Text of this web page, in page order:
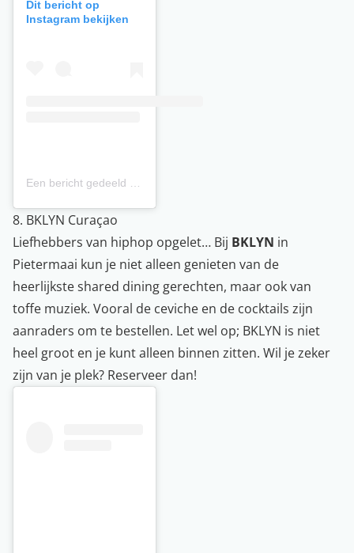
Dit bericht op
Instagram bekijken
Een bericht gedeeld door The Don Street Restaurant (@thedon.curacao)
8. BKLYN Curaçao
Liefhebbers van hiphop opgelet… Bij BKLYN in
Pietermaai kun je niet alleen genieten van de
heerlijkste shared dining gerechten, maar ook van
toffe muziek. Vooral de ceviche en de cocktails zijn
aanraders om te bestellen. Let wel op; BKLYN is niet
heel groot en je kunt alleen binnen zitten. Wil je zeker
zijn van je plek? Reserveer dan!